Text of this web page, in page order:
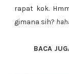
rapat kok.
gimana sih?
BACA